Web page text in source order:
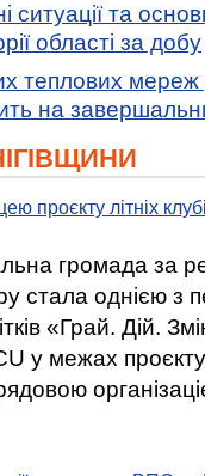
та
області за добу
теплових мереж
на
проєкту літніх
громада за
стала однією
«Грай. Дій.
у межах